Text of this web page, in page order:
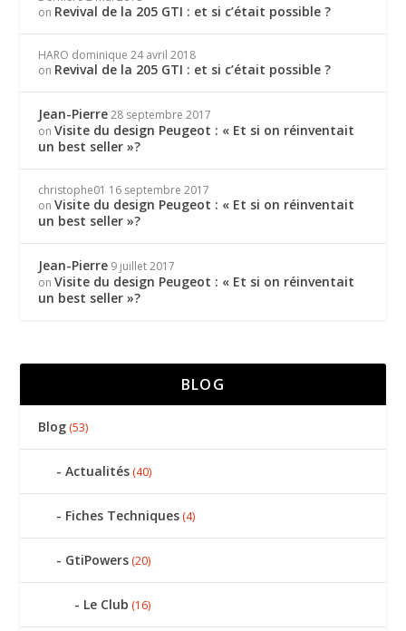
on Revival de la 205 GTI : et si c’était possible ?
HARO dominique 24 avril 2018
on Revival de la 205 GTI : et si c’était possible ?
Jean-Pierre 28 septembre 2017
onVisite du design Peugeot : « Et si on réinventait
un best seller »?
christophe01 16 septembre 2017
onVisite du design Peugeot : « Et si on réinventait
un best seller »?
Jean-Pierre 9 juillet 2017
onVisite du design Peugeot : « Et si on réinventait
un best seller »?
BLOG
Blog (53)
Actualités (40)
Fiches Techniques (4)
GtiPowers (20)
Le Club (16)